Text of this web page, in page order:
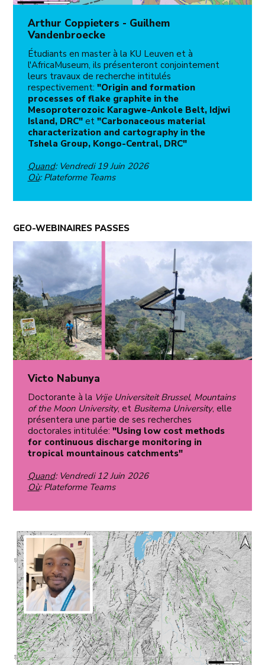
Arthur Coppieters - Guilhem
Vandenbroecke
Étudiants en master à la KU Leuven et à
l'AfricaMuseum, ils présenteront conjointement
leurs travaux de recherche intitulés
respectivement: "Origin and formation
processes of flake graphite in the
Mesoproterozoic Karagwe-Ankole Belt, Idjwi
Island, DRC" et "Carbonaceous material
characterization and cartography in the
Tshela Group, Kongo-Central, DRC"
Quand: Vendredi 19 Juin 2026
Où: Plateforme Teams
GEO-WEBINAIRES PASSES
Victo Nabunya
Doctorante à la Vrije Universiteit Brussel, Mountains
of the Moon University, et Busitema University, elle
présentera une partie de ses recherches
doctorales intitulée: "Using low cost methods
for continuous discharge monitoring in
tropical mountainous catchments"
Quand: Vendredi 12 Juin 2026
Où: Plateforme Teams